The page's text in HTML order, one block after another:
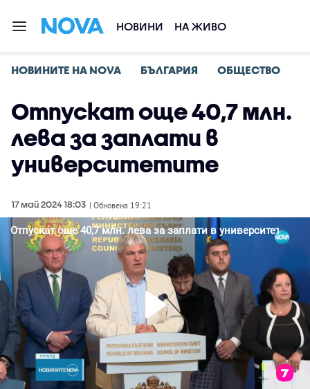
НОВИНИ НА ЖИВО
НОВИНИТЕ НА NOVA БЪЛГАРИЯ ОБЩЕСТВО
Отпускат още 40,7 млн.
лева за заплати в
университетите
17 май 2024 18:03 | Обновена 19:21